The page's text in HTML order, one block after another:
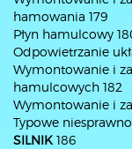
hamowania 179
Płyn hamulcowy
Odpowietrzanie
Wymontowanie i
hamulcowych 182
Wymontowanie i
Typowe
SILNIK 186